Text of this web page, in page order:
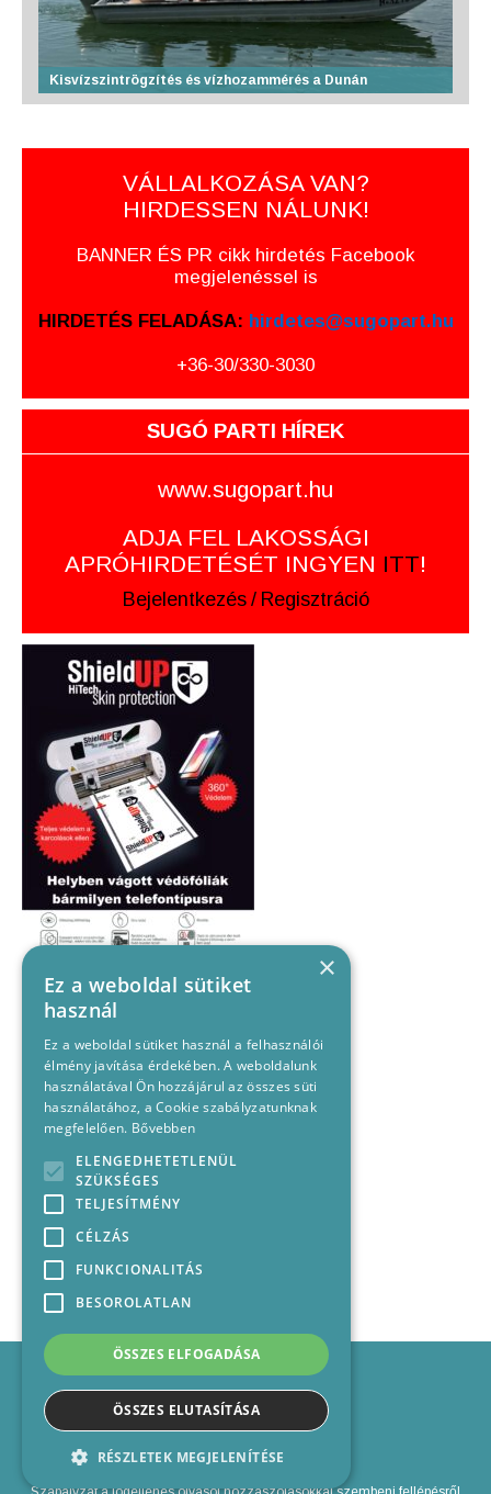
Kisvízszintrögzítés és vízhozammérés a Dunán
VÁLLALKOZÁSA VAN?
HIRDESSEN NÁLUNK!
BANNER ÉS PR cikk hirdetés Facebook
megjelenéssel is
HIRDETÉS FELADÁSA: hirdetes@sugopart.hu
+36-30/330-3030
SUGÓ PARTI HÍREK
www.sugopart.hu
ADJA FEL LAKOSSÁGI
APRÓHIRDETÉSÉT INGYEN ITT!
Bejelentkezés / Regisztráció
Impresszum
Médiajánlat
Felhasználási feltételek
Kapcsolat
×
Ez a weboldal sütiket
használ
Ez a weboldal sütiket használ a felhasználói
élmény javítása érdekében. A weboldalunk
használatával Ön hozzájárul az összes süti
használatához, a Cookie szabályzatunknak
megfelelően. Bővebben
ELENGEDHETETLENÜL
SZÜKSÉGES
TELJESÍTMÉNY
CÉLZÁS
FUNKCIONALITÁS
BESOROLATLAN
ÖSSZES ELFOGADÁSA
ÖSSZES ELUTASÍTÁSA
RÉSZLETEK MEGJELENÍTÉSE